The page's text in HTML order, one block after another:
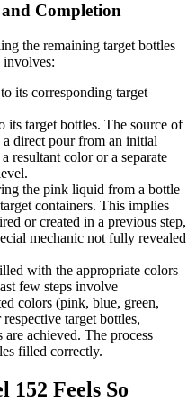
Completion
the remaining target bottles
involves:
its corresponding target
target bottles. The source of
direct pour from an initial
resultant color or a separate
the pink liquid from a bottle
containers. This implies
or created in a previous step,
mechanic not fully revealed
with the appropriate colors
few steps involve
colors (pink, blue, green,
target bottles,
achieved. The process
filled correctly.
Feels So